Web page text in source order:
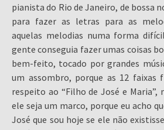
pianista do Rio de Janeiro, de bossa
para fazer as letras para as
aquelas melodias numa forma
gente conseguia fazer umas coisas
bem-feito, tocado por grandes
um assombro, porque as 12 faixas
respeito ao “Filho de José e Maria”,
ele seja um marco, porque eu acho
José que sou hoje se ele não